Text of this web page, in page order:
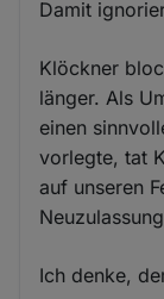
Damit
Klöckner
länger. Als
einen
vorlegte, tat
auf unseren
Ich denke,